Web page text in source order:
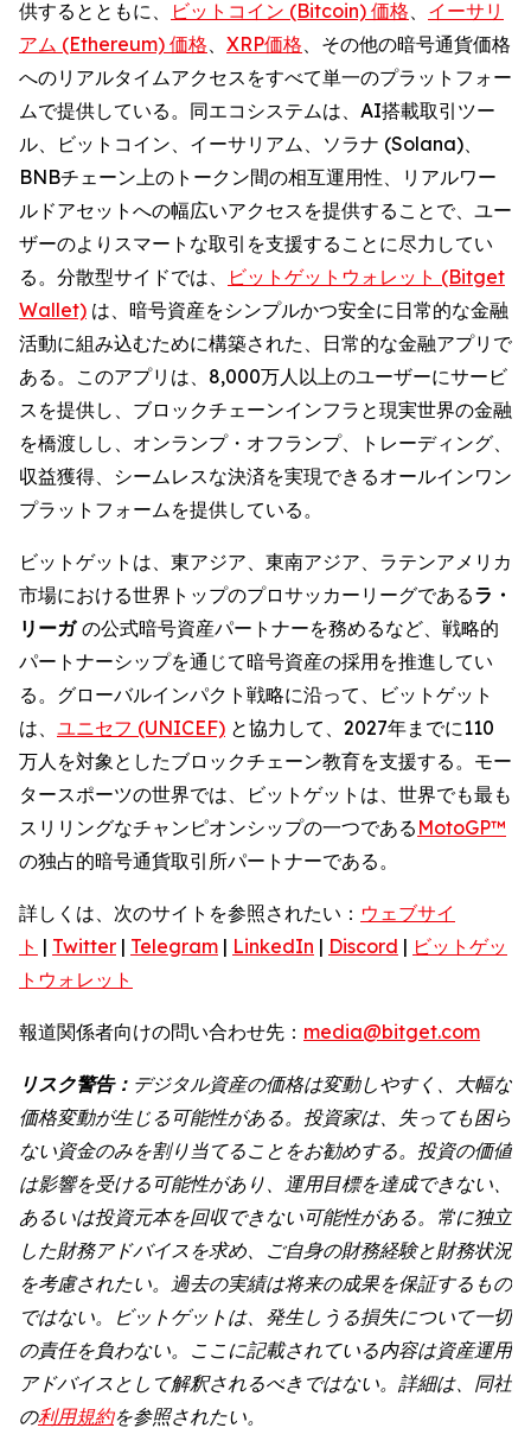
供するとともに、 ビットコイン (Bitcoin) 価格、 イーサリ
アム (Ethereum) 価格、 XRP価格、その他の暗号通貨価格
へのリアルタイムアクセスをすべて単一のプラットフォー
ムで提供している。同エコシステムは、AI搭載取引ツー
ル、ビットコイン、イーサリアム、ソラナ (Solana)、
BNBチェーン上のトークン間の相互運用性、リアルワー
ルドアセットへの幅広いアクセスを提供することで、ユー
ザーのよりスマートな取引を支援することに尽力してい
る。分散型サイドでは、
ビットゲットウォレット (Bitget
Wallet) は、暗号資産をシンプルかつ安全に日常的な金融
活動に組み込むために構築された、日常的な金融アプリで
ある。このアプリは、8,000万人以上のユーザーにサービ
スを提供し、ブロックチェーンインフラと現実世界の金融
を橋渡しし、オンランプ・オフランプ、トレーディング、
収益獲得、シームレスな決済を実現できるオールインワン
プラットフォームを提供している。
ビットゲットは、東アジア、東南アジア、ラテンアメリカ
市場における世界トップのプロサッカーリーグであるラ・
リーガ の公式暗号資産パートナーを務めるなど、戦略的
パートナーシップを通じて暗号資産の採用を推進してい
る。グローバルインパクト戦略に沿って、ビットゲット
は、 ユニセフ (UNICEF) と協力して、2027年までに110
万人を対象としたブロックチェーン教育を支援する。モー
タースポーツの世界では、ビットゲットは、世界でも最も
スリリングなチャンピオンシップの一つである MotoGP™
の独占的暗号通貨取引所パートナーである。
詳しくは、次のサイトを参照されたい： ウェブサイ
ト | Twitter | Telegram | LinkedIn | Discord | ビットゲッ
トウォレット
報道関係者向けの問い合わせ先： media@bitget.com
リスク警告： デジタル資産の価格は変動しやすく、大幅な
価格変動が生じる可能性がある。投資家は、失っても困ら
ない資金のみを割り当てることをお勧めする。投資の価値
は影響を受ける可能性があり、運用目標を達成できない、
あるいは投資元本を回収できない可能性がある。常に独立
した財務アドバイスを求め、ご自身の財務経験と財務状況
を考慮されたい。過去の実績は将来の成果を保証するもの
ではない。ビットゲットは、発生しうる損失について一切
の責任を負わない。ここに記載されている内容は資産運用
アドバイスとして解釈されるべきではない。詳細は、同社
の利用規約を参照されたい。